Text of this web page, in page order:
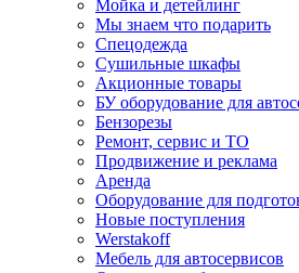
Мойка и детейлинг
Мы знаем что подарить
Спецодежда
Сушильные шкафы
Акционные товары
БУ оборудование для
Бензорезы
Ремонт, сервис и ТО
Продвижение и реклама
Аренда
Оборудование для
Новые поступления
Werstakoff
Мебель для автосервисов